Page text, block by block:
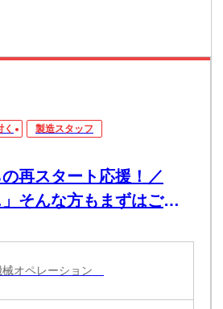
く 製造スタッフ
再スタート応援！／
そんな方もまずはご相
オペレーション